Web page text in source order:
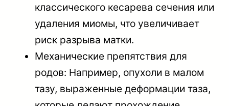
классического кесарева сечения или
удаления миомы, что увеличивает
риск разрыва матки.
Механические препятствия для
родов: Например, опухоли в малом
тазу, выраженные деформации таза,